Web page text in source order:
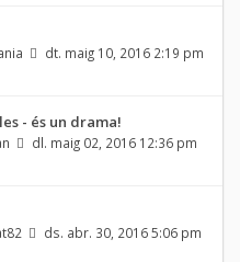
dt. maig 10, 2016 2:19 pm
- és un drama!
dl. maig 02, 2016 12:36 pm
ds. abr. 30, 2016 5:06 pm